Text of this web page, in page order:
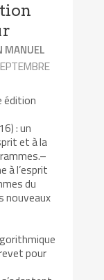
MANUEL
édition
: un
et à la
à l’esprit
du
nouveaux
pour